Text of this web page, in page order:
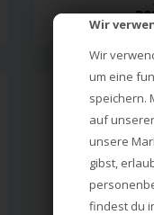
Wir
Wir
um eine
speichern.
auf
unsere
gibst,
findest du